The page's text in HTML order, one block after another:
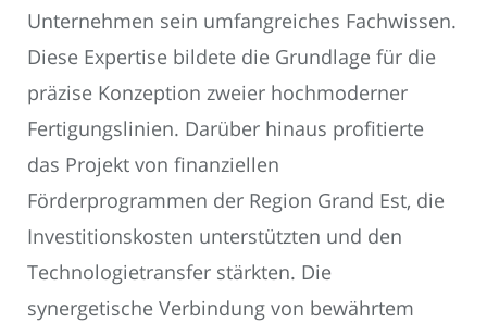
Unternehmen sein umfangreiches Fachwissen.
Diese Expertise bildete die Grundlage für die
präzise Konzeption zweier hochmoderner
Fertigungslinien. Darüber hinaus profitierte
das Projekt von finanziellen
Förderprogrammen der Region Grand Est, die
Investitionskosten unterstützten und den
Technologietransfer stärkten. Die
synergetische Verbindung von bewährtem